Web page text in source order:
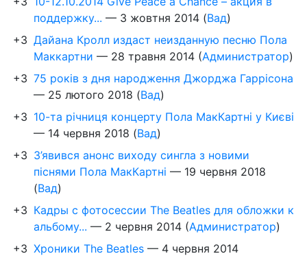
поддержку... — 3 жовтня 2014 (Вад)
+3 Дайана Кролл издаст неизданную песню Пола
Маккартни — 28 травня 2014 (Администратор)
+3 75 років з дня народження Джорджа Гаррісона
— 25 лютого 2018 (Вад)
+3 10-та річниця концерту Пола МакКартні у Києві
— 14 червня 2018 (Вад)
+3 З’явився анонс виходу сингла з новими
піснями Пола МакКартні — 19 червня 2018
(Вад)
+3 Кадры с фотосессии The Beatles для обложки к
альбому... — 2 червня 2014 (Администратор)
+3 Хроники The Beatles — 4 червня 2014